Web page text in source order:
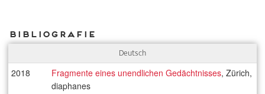
Bibliografie
Deutsch
2018 Fragmente eines unendlichen Gedächtnisses, Zürich,
diaphanes